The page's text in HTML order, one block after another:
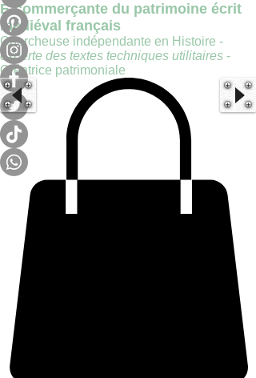
E-commerçante du patrimoine écrit
médiéval français
Chercheuse indépendante en Histoire -
experte des textes techniques utilitaires -
Créatrice patrimoniale